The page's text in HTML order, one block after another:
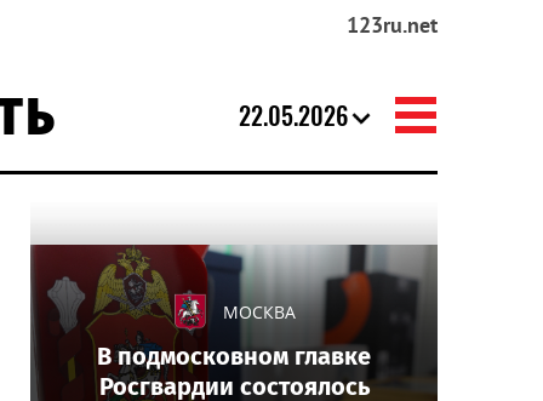
123ru.net
22.05.2026
МОСКВА
В подмосковном главке
Росгвардии состоялось